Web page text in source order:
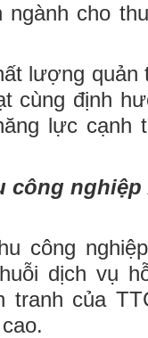
cho
lượng quản
cùng định
lực cạnh
công nghiệp
công
dịch vụ
tranh của